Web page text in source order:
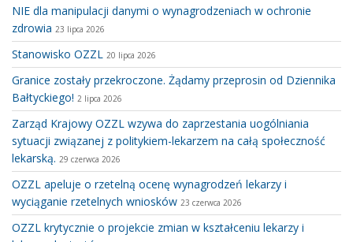
NIE dla manipulacji danymi o wynagrodzeniach w ochronie
zdrowia 23 lipca 2026
Stanowisko OZZL 20 lipca 2026
Granice zostały przekroczone. Żądamy przeprosin od Dziennika
Bałtyckiego! 2 lipca 2026
Zarząd Krajowy OZZL wzywa do zaprzestania uogólniania
sytuacji związanej z politykiem-lekarzem na całą społeczność
lekarską. 29 czerwca 2026
OZZL apeluje o rzetelną ocenę wynagrodzeń lekarzy i
wyciąganie rzetelnych wniosków 23 czerwca 2026
OZZL krytycznie o projekcie zmian w kształceniu lekarzy i